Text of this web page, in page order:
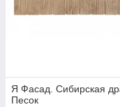
Я Фасад. Сибирская
Песок